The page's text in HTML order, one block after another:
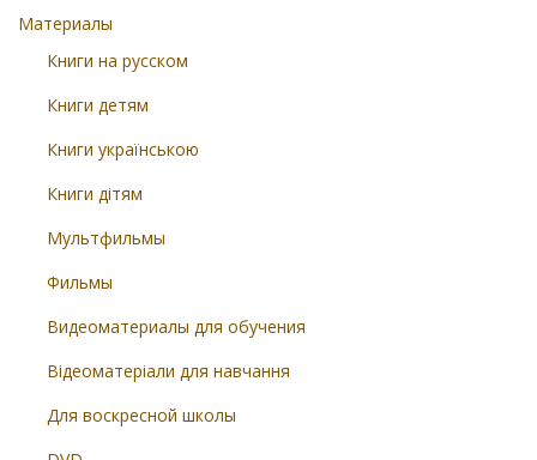
Материалы
Книги на русском
Книги детям
Книги українською
Книги дітям
Мультфильмы
Фильмы
Видеоматериалы для обучения
Відеоматеріали для навчання
Для воскресной школы